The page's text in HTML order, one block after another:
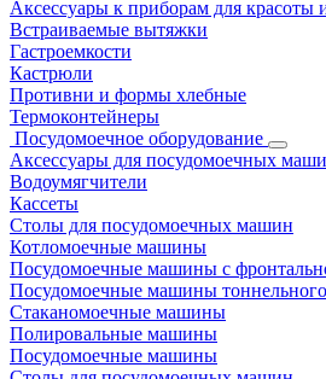
Аксессуары к приборам для красоты
Встраиваемые вытяжки
Гастроемкости
Кастрюли
Противни и формы хлебные
Термоконтейнеры
Посудомоечное оборудование
Аксессуары для посудомоечных
Водоумягчители
Кассеты
Столы для посудомоечных машин
Котломоечные машины
Посудомоечные машины с
Посудомоечные машины
Стаканомоечные машины
Полировальные машины
Посудомоечные машины